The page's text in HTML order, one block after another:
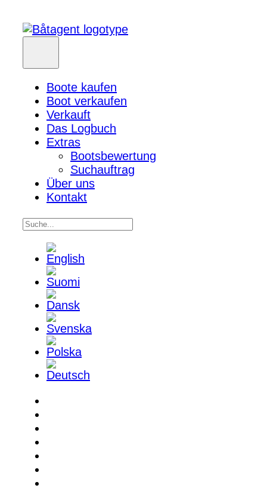
Boote kaufen
Boot verkaufen
Verkauft
Das Logbuch
Extras
Bootsbewertung
Suchauftrag
Über uns
Kontakt